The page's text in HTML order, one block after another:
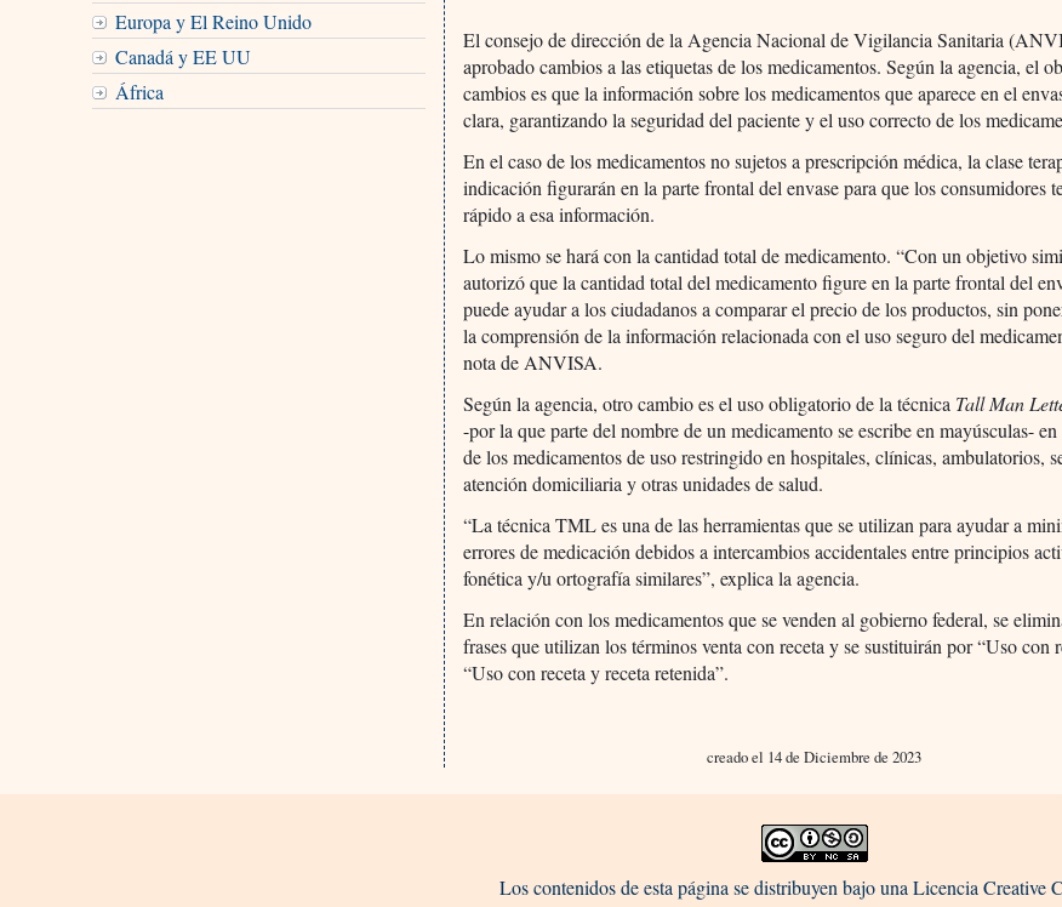
Europa y El Reino Unido
Canadá y EE UU
África
El consejo de dirección de la Agencia Nacional de Vigilancia Sanitaria
aprobado cambios a las etiquetas de los medicamentos. Según la agencia, el
cambios es que la información sobre los medicamentos que aparece en el
clara, garantizando la seguridad del paciente y el uso correcto de los
En el caso de los medicamentos no sujetos a prescripción médica, la clase
indicación figurarán en la parte frontal del envase para que los consumidores
rápido a esa información.
Lo mismo se hará con la cantidad total de medicamento. “Con un objetivo
autorizó que la cantidad total del medicamento figure en la parte frontal del
puede ayudar a los ciudadanos a comparar el precio de los productos, sin
la comprensión de la información relacionada con el uso seguro del
nota de ANVISA.
Según la agencia, otro cambio es el uso obligatorio de la técnica Tall Man
-por la que parte del nombre de un medicamento se escribe en mayúsculas- en
de los medicamentos de uso restringido en hospitales, clínicas, ambulatorios,
atención domiciliaria y otras unidades de salud.
“La técnica TML es una de las herramientas que se utilizan para ayudar a
errores de medicación debidos a intercambios accidentales entre principios
fonética y/u ortografía similares”, explica la agencia.
En relación con los medicamentos que se venden al gobierno federal, se
frases que utilizan los términos venta con receta y se sustituirán por “Uso con
“Uso con receta y receta retenida”.
creado el 14 de Diciembre de 2023
Los contenidos de esta página se distribuyen bajo una Licencia Creative